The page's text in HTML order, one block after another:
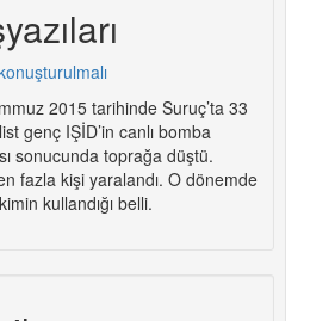
2015 tarihinde Suruç’ta 33
genç IŞİD’in canlı bomba
sonucunda toprağa düştü.
fazla kişi yaralandı. O dönemde
kullandığı belli.